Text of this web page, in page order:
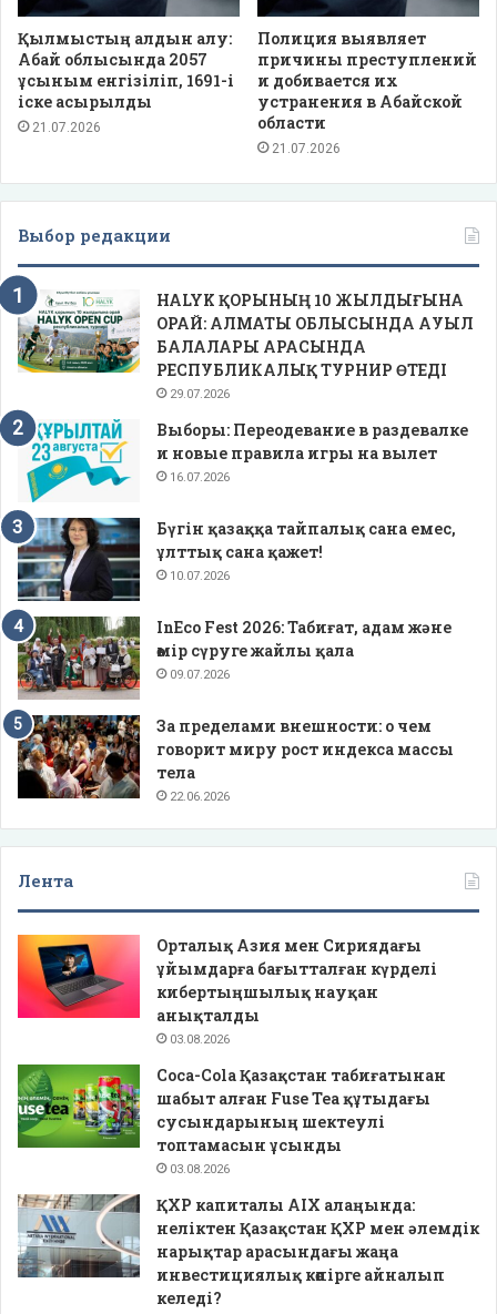
Қылмыстың алдын алу:
Абай облысында 2057
ұсыным енгізіліп, 1691-і
іске асырылды
21.07.2026
Полиция выявляет
причины преступлений
и добивается их
устранения в Абайской
области
21.07.2026
Выбор редакции
HALYK ҚОРЫНЫҢ 10 ЖЫЛДЫҒЫНА
ОРАЙ: АЛМАТЫ ОБЛЫСЫНДА АУЫЛ
БАЛАЛАРЫ АРАСЫНДА
РЕСПУБЛИКАЛЫҚ ТУРНИР ӨТЕДІ
29.07.2026
Выборы: Переодевание в раздевалке
и новые правила игры на вылет
16.07.2026
Бүгін қазаққа тайпалық сана емес,
ұлттық сана қажет!
10.07.2026
InEco Fest 2026: Табиғат, адам және
өмір сүруге жайлы қала
09.07.2026
За пределами внешности: о чем
говорит миру рост индекса массы
тела
22.06.2026
Лента
Орталық Азия мен Сириядағы
ұйымдарға бағытталған күрделі
кибертыңшылық науқан
анықталды
03.08.2026
Coca-Cola Қазақстан табиғатынан
шабыт алған Fuse Tea құтыдағы
сусындарының шектеулі
топтамасын ұсынды
03.08.2026
ҚХР капиталы AIX алаңында:
неліктен Қазақстан ҚХР мен әлемдік
нарықтар арасындағы жаңа
инвестициялық көпірге айналып
келеді?